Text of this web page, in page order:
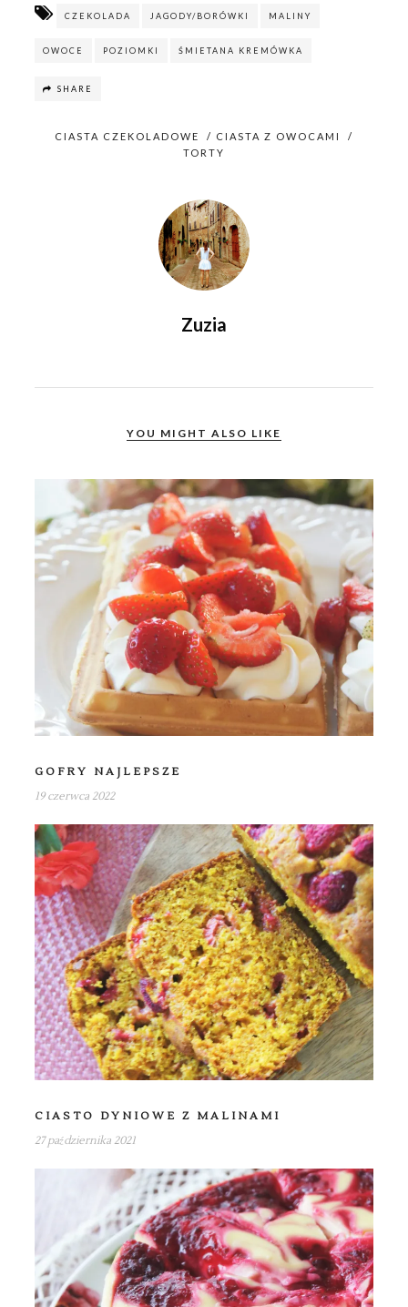
) w
CZEKOLADA JAGODY/BORÓWKI MALINY
OWOCE POZIOMKI ŚMIETANA KREMÓWKA
SHARE
CIASTA CZEKOLADOWE / CIASTA Z OWOCAMI
/
TORTY
Zuzia
YOU MIGHT ALSO LIKE
GOFRY NAJLEPSZE
19 czerwca 2022
CIASTO DYNIOWE Z MALINAMI
27 października 2021